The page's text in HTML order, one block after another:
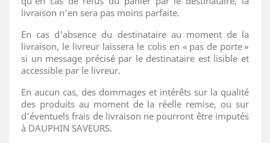
livraison n'en sera pas moins parfaite.
En cas d'absence du destinataire au moment de la
livraison, le livreur laissera le colis en « pas de porte »
si un message précisé par le destinataire est lisible et
accessible par le livreur.
En aucun cas, des dommages et intérêts sur la qualité
des produits au moment de la réelle remise, ou sur
d’éventuels frais de livraison ne pourront être imputés
à DAUPHIN SAVEURS.